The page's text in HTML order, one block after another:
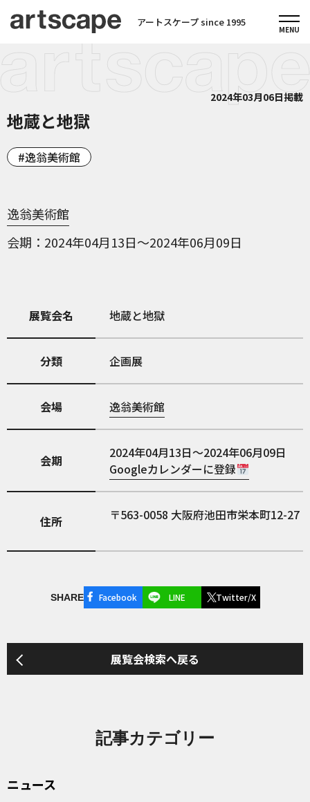
アートスケープ since 1995
2024年03月06日掲載
地蔵と地獄
逸翁美術館
逸翁美術館
会期
2024年04月13日～2024年06月09日
展覧会名 地蔵と地獄
分類 企画展
会場 逸翁美術館
会期
2024年04月13日～2024年06月09日
Googleカレンダーに登録
住所 563-0058 大阪府池田市栄本町12-27
SHARE Facebook LINE Twitter/X
展覧会検索へ戻る
記事カテゴリー
ニュース